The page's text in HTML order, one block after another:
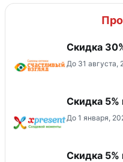
Скидка
До 31 августа,
Скидка 5%
До 1 января,
Скидка 5%